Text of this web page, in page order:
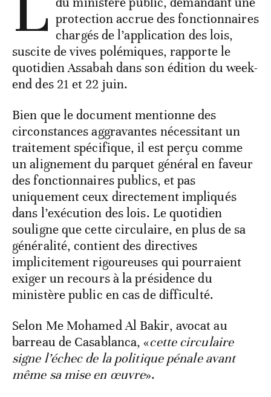
protection accrue des fonctionnaires
chargés de l’application des lois,
suscite de vives polémiques, rapporte le
quotidien Assabah dans son édition du week-
end des 21 et 22 juin.
Bien que le document mentionne des
circonstances aggravantes nécessitant un
traitement spécifique, il est perçu comme
un alignement du parquet général en faveur
des fonctionnaires publics, et pas
uniquement ceux directement impliqués
dans l’exécution des lois. Le quotidien
souligne que cette circulaire, en plus de sa
généralité, contient des directives
implicitement rigoureuses qui pourraient
exiger un recours à la présidence du
ministère public en cas de difficulté.
Selon Me Mohamed Al Bakir, avocat au
barreau de Casablanca, «cette circulaire
signe l’échec de la politique pénale avant
même sa mise en œuvre».